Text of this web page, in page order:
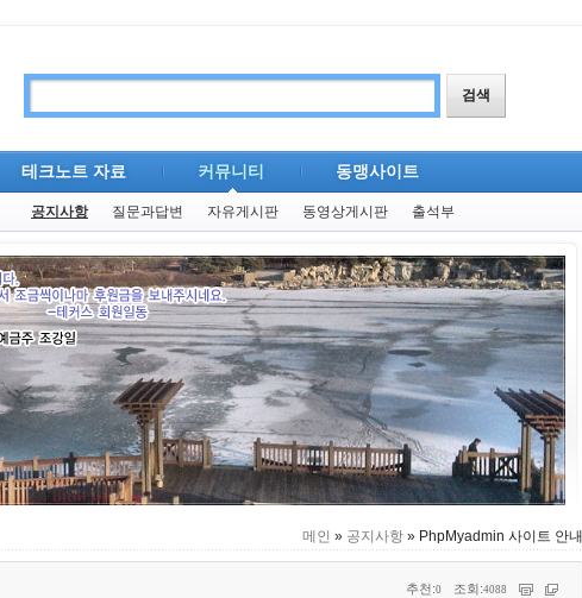
테크노트 자료 커뮤니티 동맹사이트
공지사항 질문과답변 자유게시판 동영상게시판 출석부
메인 » 공지사항 » PhpMyadmin 사이트 안내
추천:0 조회:4088